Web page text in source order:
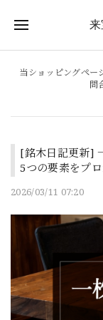
当ショッピングペー
問
[銘木日記更新]
5つの要素をプ
2026/03/11 07:20